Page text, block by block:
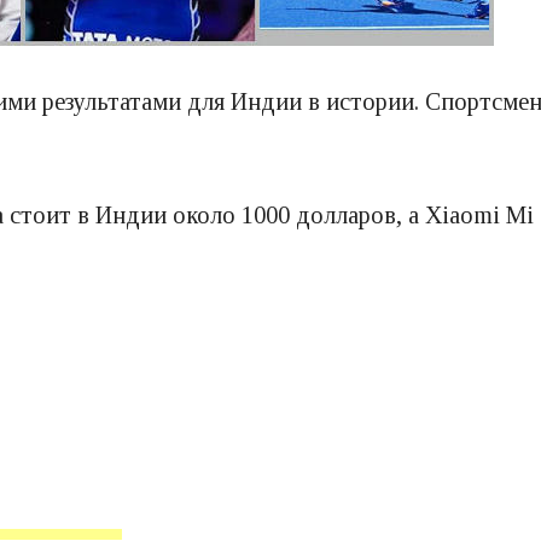
результатами для Индии в истории.
в Индии около 1000 долларов, а Xiaomi Mi